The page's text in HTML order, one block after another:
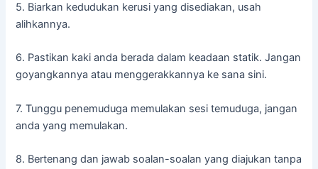
5. Biarkan kedudukan kerusi yang disediakan, usah
alihkannya.
6. Pastikan kaki anda berada dalam keadaan statik. Jangan
goyangkannya atau menggerakkannya ke sana sini.
7. Tunggu penemuduga memulakan sesi temuduga, jangan
anda yang memulakan.
8. Bertenang dan jawab soalan-soalan yang diajukan tanpa